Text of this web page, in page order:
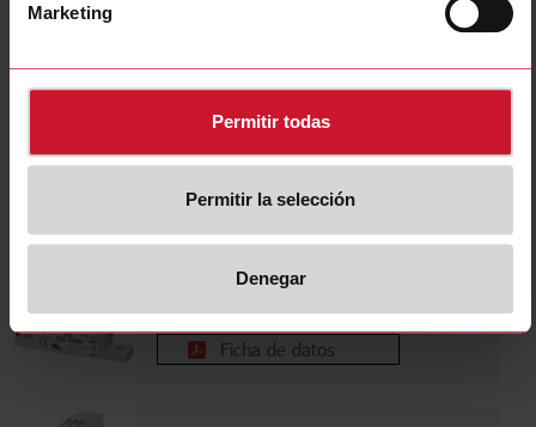
Marketing
Permitir todas
Permitir la selección
Denegar
A82-2025
Detalles
Ficha de datos
A82-20500
Detalles
Ficha de datos